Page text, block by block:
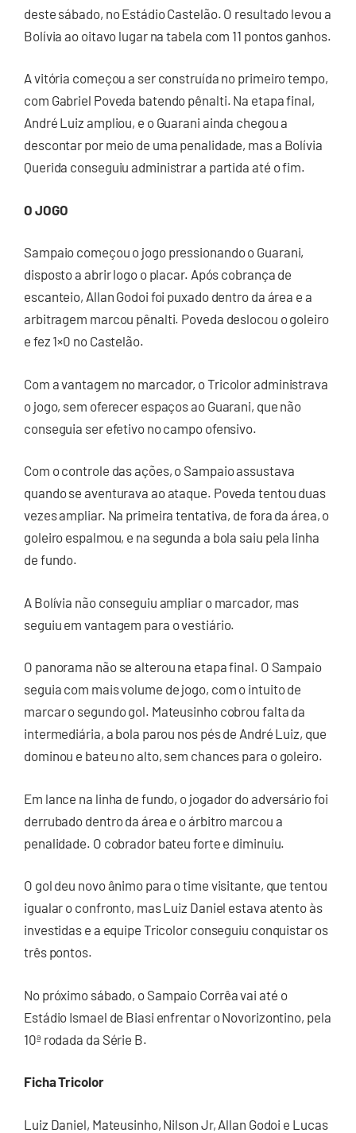
deste sábado, no Estádio Castelão. O resultado levou a
Bolívia ao oitavo lugar na tabela com 11 pontos ganhos.
A vitória começou a ser construída no primeiro tempo,
com Gabriel Poveda batendo pênalti. Na etapa final,
André Luiz ampliou, e o Guarani ainda chegou a
descontar por meio de uma penalidade, mas a Bolívia
Querida conseguiu administrar a partida até o fim.
O JOGO
Sampaio começou o jogo pressionando o Guarani,
disposto a abrir logo o placar. Após cobrança de
escanteio, Allan Godoi foi puxado dentro da área e a
arbitragem marcou pênalti. Poveda deslocou o goleiro
e fez 1×0 no Castelão.
Com a vantagem no marcador, o Tricolor administrava
o jogo, sem oferecer espaços ao Guarani, que não
conseguia ser efetivo no campo ofensivo.
Com o controle das ações, o Sampaio assustava
quando se aventurava ao ataque. Poveda tentou duas
vezes ampliar. Na primeira tentativa, de fora da área, o
goleiro espalmou, e na segunda a bola saiu pela linha
de fundo.
A Bolívia não conseguiu ampliar o marcador, mas
seguiu em vantagem para o vestiário.
O panorama não se alterou na etapa final. O Sampaio
seguia com mais volume de jogo, com o intuito de
marcar o segundo gol. Mateusinho cobrou falta da
intermediária, a bola parou nos pés de André Luiz, que
dominou e bateu no alto, sem chances para o goleiro.
Em lance na linha de fundo, o jogador do adversário foi
derrubado dentro da área e o árbitro marcou a
penalidade. O cobrador bateu forte e diminuiu.
O gol deu novo ânimo para o time visitante, que tentou
igualar o confronto, mas Luiz Daniel estava atento às
investidas e a equipe Tricolor conseguiu conquistar os
três pontos.
No próximo sábado, o Sampaio Corrêa vai até o
Estádio Ismael de Biasi enfrentar o Novorizontino, pela
10ª rodada da Série B.
Ficha Tricolor
Luiz Daniel, Mateusinho, Nilson Jr, Allan Godoi e Lucas